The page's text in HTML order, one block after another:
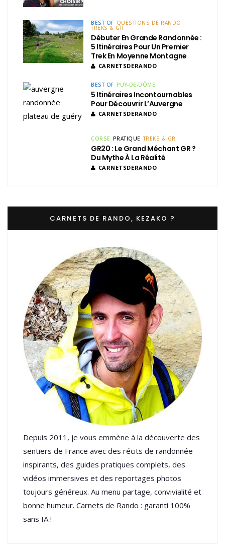
BEST OF QUESTIONS DE RANDO
TREKS & GR
Débuter En Grande Randonnée :
5 Itinéraires Pour Un Premier
Trek En Moyenne Montagne
CARNETSDERANDO
BEST OF PUY-DE-DÔME
5 Itinéraires Incontournables
Pour Découvrir L’Auvergne
CARNETSDERANDO
CORSE PRATIQUE TREKS & GR
GR20 : Le Grand Méchant GR ?
Du Mythe À La Réalité
CARNETSDERANDO
CARNETS DE RANDO, KEZAKO ?
Depuis 2011, je vous emmène à la découverte des
sentiers de France avec des récits de randonnée
inspirants, des guides pratiques complets, des
vidéos immersives et des reportages photos
toujours généreux. Au menu partage, convivialité et
bonne humeur. Carnets de Rando : garanti 100%
sans IA !